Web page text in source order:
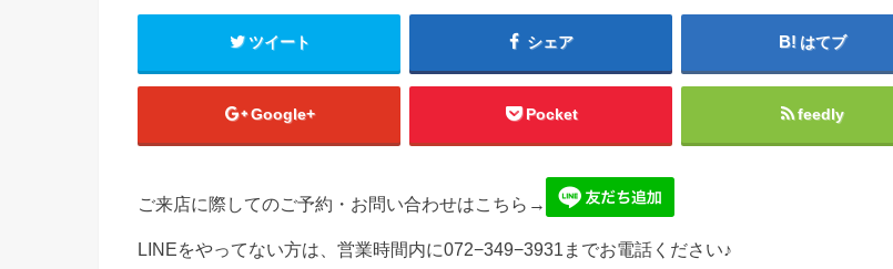
ツイート シェア はてブ
Google+ Pocket feedly
ご来店に際してのご予約・お問い合わせはこちら→
LINEをやってない方は、営業時間内に072−349−3931までお電話ください♪